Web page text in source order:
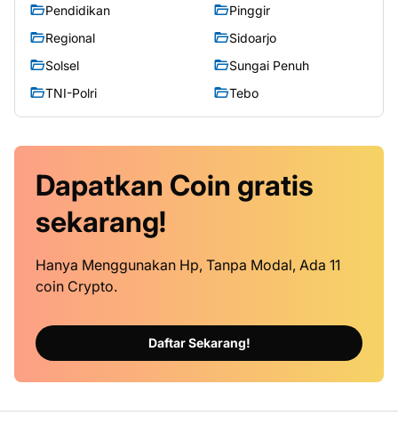
Pendidikan
Pinggir
Regional
Sidoarjo
Solsel
Sungai Penuh
TNI-Polri
Tebo
Dapatkan Coin gratis
sekarang!
Hanya Menggunakan Hp, Tanpa Modal, Ada 11
coin Crypto.
Daftar Sekarang!